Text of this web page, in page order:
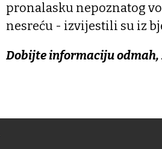
pronalasku nepoznatog
nesreću - izvijestili su iz
Dobijte informaciju